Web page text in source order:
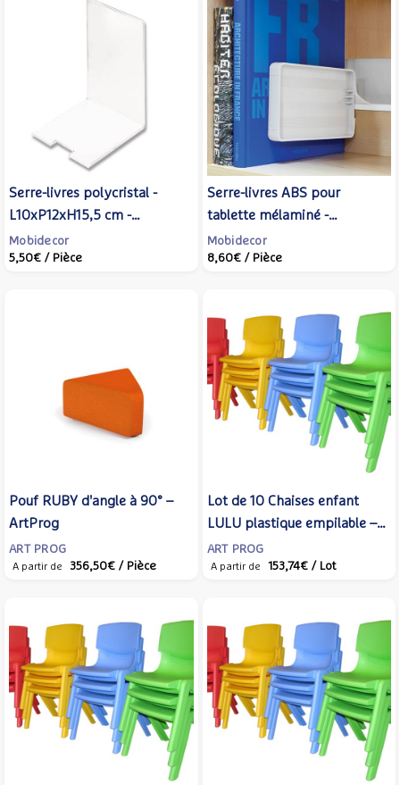
Serre-livres polycristal -
L10xP12xH15,5 cm -
Transparent - Mobidecor
Mobidecor
5,50€ / Pièce
Serre-livres ABS pour
tablette mélaminé -
L19,2xP7,8xH12 cm - Blanc -
MOBIDECOR
Mobidecor
8,60€ / Pièce
Pouf RUBY d'angle à 90° –
ArtProg
ART PROG
A partir de 356,50€ / Pièce
Lot de 10 Chaises enfant
LULU plastique empilable –
ArtProg
ART PROG
A partir de 153,74€ / Lot